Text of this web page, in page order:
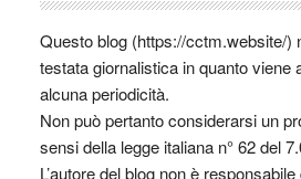
Questo blog (https://cctm.website/)
testata giornalistica in quanto viene
alcuna periodicità.
Non può pertanto considerarsi un
sensi della legge italiana n° 62 del
L’autore del blog non è